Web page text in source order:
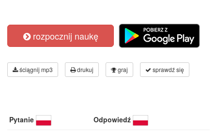
rozpocznij naukę
ściągnij mp3 drukuj graj sprawdź się
Pytanie Odpowiedź